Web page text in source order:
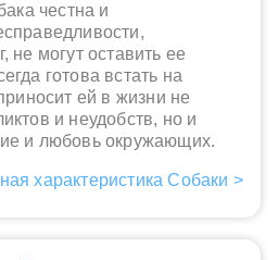
честна и
не могут оставить ее
готова встать на
ей в жизни не
и неудобств, но и
и любовь окружающих.
характеристика Собаки >